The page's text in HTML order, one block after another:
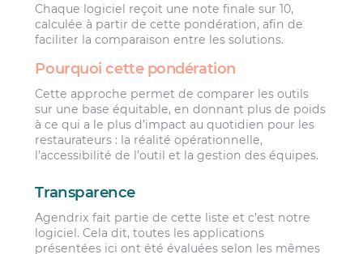
Chaque logiciel reçoit une note finale sur 10,
calculée à partir de cette pondération, afin de
faciliter la comparaison entre les solutions.
Pourquoi cette pondération
Cette approche permet de comparer les outils
sur une base équitable, en donnant plus de poids
à ce qui a le plus d’impact au quotidien pour les
restaurateurs : la réalité opérationnelle,
l’accessibilité de l’outil et la gestion des équipes.
Transparence
Agendrix fait partie de cette liste et c’est notre
logiciel. Cela dit, toutes les applications
présentées ici ont été évaluées selon les mêmes